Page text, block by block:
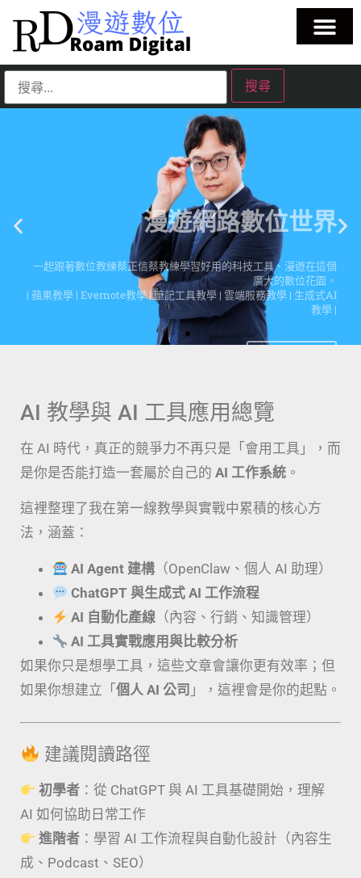
漫遊網路數位世界
一起跟著數位教練蔡正信蔡教練學習好用的科技工具、漫遊在這個
廣大的數位花園。
| 蘋果教學 | Evernote教學 | 筆記工具教學 | 雲端服務教學 | 生成式AI
點擊這裡
AI 教學與 AI 工具應用總覽
在 AI 時代，真正的競爭力不再只是「會用工具」，而
是你是否能打造一套屬於自己的 AI 工作系統 。
這裡整理了我在第一線教學與實戰中累積的核心方
法，涵蓋：
AI Agent 建構 （OpenClaw、個人 AI 助理）
ChatGPT 與生成式 AI 工作流程
AI 自動化產線 （內容、行銷、知識管理）
AI 工具實戰應用與比較分析
如果你只是想學工具，這些文章會讓你更有效率；但
如果你想建立「 個人 AI 公司 」，這裡會是你的起點。
建議閱讀路徑
初學者 ：從 ChatGPT 與 AI 工具基礎開始，理解
AI 如何協助日常工作
進階者 ：學習 AI 工作流程與自動化設計（內容生
成、Podcast、SEO）